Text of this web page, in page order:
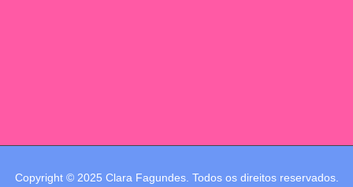
Copyright © 2025 Clara Fagundes. Todos os direitos reservados.